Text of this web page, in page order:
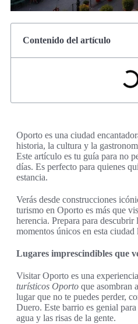
Contenido del artículo
Oporto es una ciudad
historia, la cultura y la
Este artículo es tu guía para no
días. Es perfecto para quienes
estancia.
Verás desde construcciones
turismo en Oporto es más que
herencia. Prepara para
momentos únicos en esta ciudad
Lugares imprescindibles que
Visitar Oporto es una
turísticos Oporto que asombran
lugar que no te puedes perder,
Duero. Este barrio es genial
agua y las risas de la gente.